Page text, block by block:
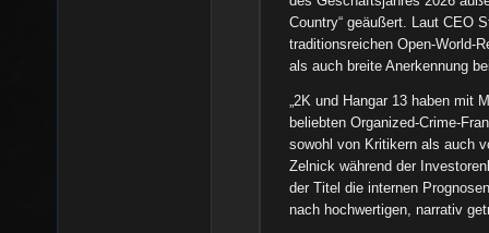
Country“ geäußert. Laut CEO
traditionsreichen Open-World-
als auch breite Anerkennung
„2K und Hangar 13 haben mit
beliebten Organized-Crime-
sowohl von Kritikern als auch
Zelnick während der
der Titel die internen
nach hochwertigen, narrativ